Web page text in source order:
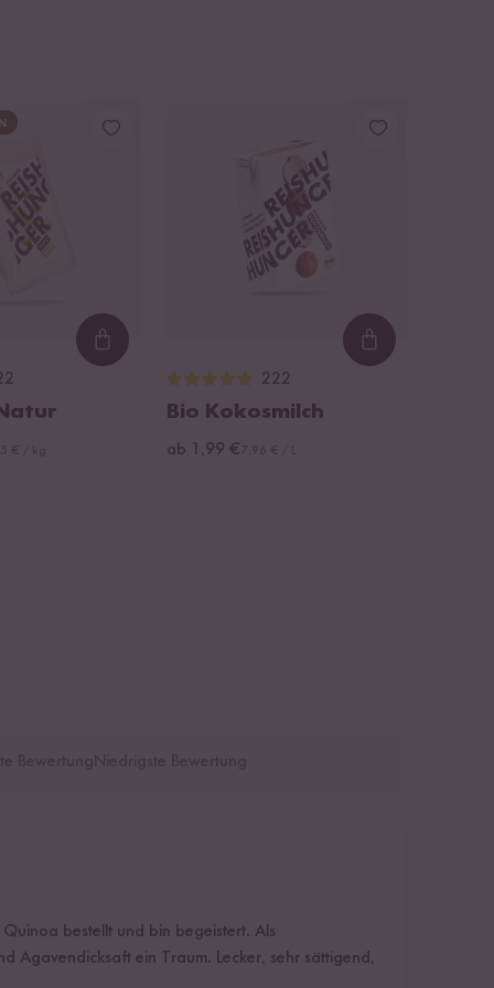
Loading... Loading...
222
Bio Kokosmilch
ab 1,99 €
bestellt und bin begeistert. Als
Agavendicksaft ein Traum. Lecker, sehr sättigend,